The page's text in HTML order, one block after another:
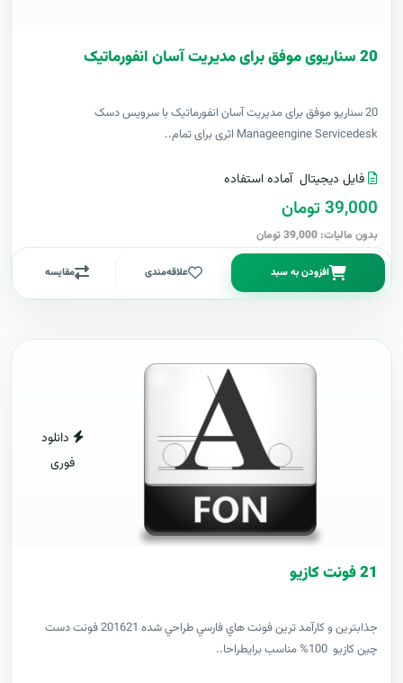
20 سناریوی موفق برای مدیریت آسان انفورماتیک
20 سناریو موفق برای مدیریت آسان انفورماتیک با سرویس دسک
Manageengine Servicedesk اثری برای تمام..
فایل دیجیتال آماده استفاده
39,000 تومان
بدون مالیات: 39,000 تومان
افزودن به سبد علاقه‌مندی مقایسه
دانلود
فوری
21 فونت کازيو
جذابترين و کارآمد ترين فونت هاي فارسي طراحي شده 201621 فونت دست
چين کازيو 100% مناسب برايطراحا..